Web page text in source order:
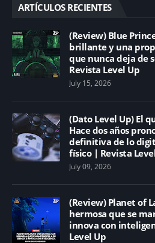
ARTÍCULOS RECIENTES
(Review) Blue
brillante y una
que nunca deja de
Revista Level Up
July 15, 2026
(Dato Level Up) El
Hace dos años
definitiva de lo
físico | Revista
July 09, 2026
(Review) Planet of
hermosa que se
innova con
Level Up